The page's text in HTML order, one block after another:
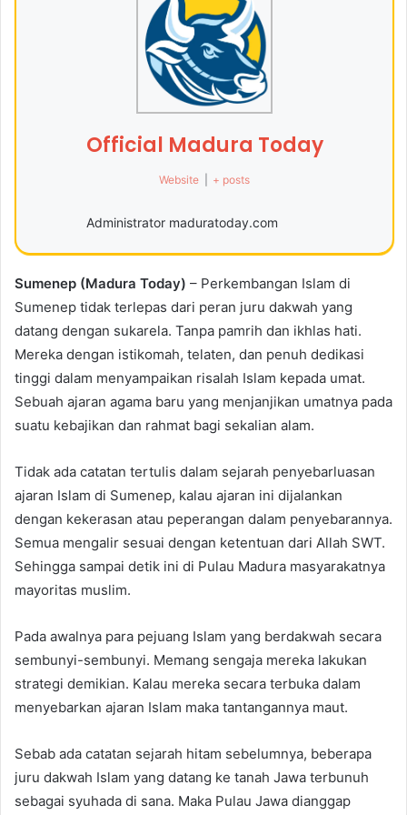
Official Madura Today
Website + posts
Administrator maduratoday.com
Sumenep (Madura Today) – Perkembangan Islam di
Sumenep tidak terlepas dari peran juru dakwah yang
datang dengan sukarela. Tanpa pamrih dan ikhlas hati.
Mereka dengan istikomah, telaten, dan penuh dedikasi
tinggi dalam menyampaikan risalah Islam kepada umat.
Sebuah ajaran agama baru yang menjanjikan umatnya pada
suatu kebajikan dan rahmat bagi sekalian alam.
Tidak ada catatan tertulis dalam sejarah penyebarluasan
ajaran Islam di Sumenep, kalau ajaran ini dijalankan
dengan kekerasan atau peperangan dalam penyebarannya.
Semua mengalir sesuai dengan ketentuan dari Allah SWT.
Sehingga sampai detik ini di Pulau Madura masyarakatnya
mayoritas muslim.
Pada awalnya para pejuang Islam yang berdakwah secara
sembunyi-sembunyi. Memang sengaja mereka lakukan
strategi demikian. Kalau mereka secara terbuka dalam
menyebarkan ajaran Islam maka tantangannya maut.
Sebab ada catatan sejarah hitam sebelumnya, beberapa
juru dakwah Islam yang datang ke tanah Jawa terbunuh
sebagai syuhada di sana. Maka Pulau Jawa dianggap